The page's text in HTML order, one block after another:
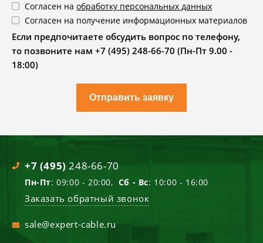
Согласен на обработку персональных данных
Согласен на получение информационных материалов
Если предпочитаете обсудить вопрос по телефону,
то позвоните нам +7 (495) 248-66-70 (Пн-Пт 9.00 -
18:00)
Отправить заявку
+7 (495) 248-66-70
Пн-Пт: 09:00 - 20:00, Сб - Вс: 10:00 - 16:00
Заказать обратный звонок
sale@expert-cable.ru